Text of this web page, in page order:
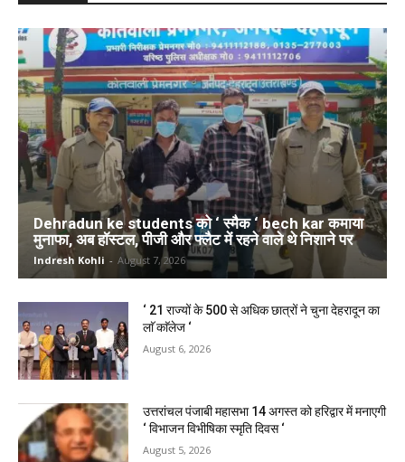
Dehradun ke students को ‘ स्मैक ‘ bech kar कमाया
मुनाफा, अब हॉस्टल, पीजी और फ्लैट में रहने वाले थे निशाने पर
Indresh Kohli - August 7, 2026
‘ 21 राज्यों के 500 से अधिक छात्रों ने चुना देहरादून का
लाॅ काॅलेज ‘
August 6, 2026
उत्तरांचल पंजाबी महासभा 14 अगस्त को हरिद्वार में मनाएगी
‘ विभाजन विभीषिका स्मृति दिवस ‘
August 5, 2026